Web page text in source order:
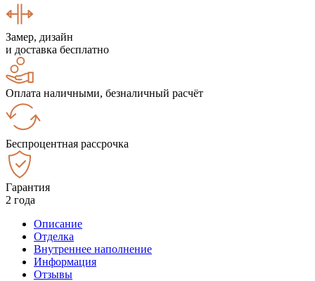
Замер, дизайн
и доставка бесплатно
Оплата наличными, безналичный расчёт
Беспроцентная рассрочка
Гарантия
2 года
Описание
Отделка
Внутреннее наполнение
Информация
Отзывы